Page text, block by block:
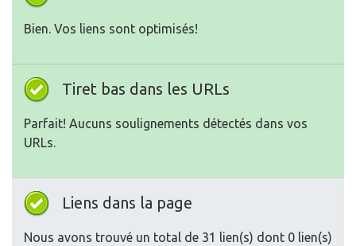
Bien. Vos liens sont optimisés!
Tiret bas dans les URLs
Parfait! Aucuns soulignements détectés dans vos
URLs.
Liens dans la page
Nous avons trouvé un total de 31 lien(s) dont 0 lien(s)